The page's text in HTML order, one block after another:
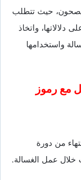
حيث تتطلب
دلالاتها، واتخاذ
واستخدامها
مع رموز
من دورة
خلال عمل الغسالة.